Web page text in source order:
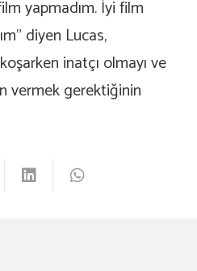
yapmadım. İyi film
diyen Lucas,
inatçı olmayı ve
vermek gerektiğinin